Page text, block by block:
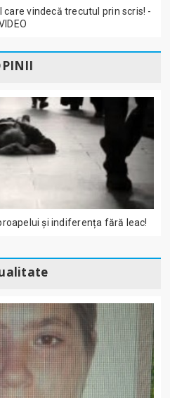
vindecă trecutul prin scris! -
și indiferența fără leac!